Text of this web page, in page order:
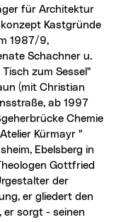
für Architektur
Kastgründe
1987/9,
Schachner u.
zum Sessel"
(mit Christian
ab 1997
Chemie
Kürmayr "
Ebelsberg in
Gottfried
der
er gliedert den
er sorgt - seinen